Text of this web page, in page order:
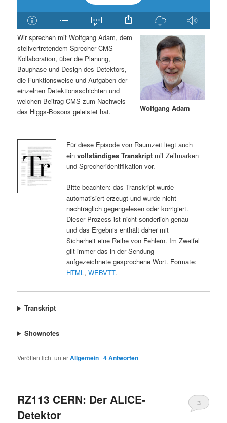
Wolfgang Adam
Wir sprechen mit Wolfgang Adam, dem
stellvertretendem Sprecher CMS-
Kollaboration, über die Planung,
Bauphase und Design des Detektors,
die Funktionsweise und Aufgaben der
einzelnen Detektionsschichten und
welchen Beitrag CMS zum Nachweis
des Higgs-Bosons geleistet hat.
Für diese Episode von Raumzeit liegt auch
ein vollständiges Transkriptmit Zeitmarken
und Sprecheridentifikation vor.
Bitte beachten: das Transkript wurde
automatisiert erzeugt und wurde nicht
nachträglich gegengelesen oder korrigiert.
Dieser Prozess ist nicht sonderlich genau
und das Ergebnis enthält daher mit
Sicherheit eine Reihe von Fehlern. Im Zweifel
gilt immer das in der Sendung
aufgezeichnete gesprochene Wort. Formate:
HTML , WEBVTT.
Transkript
Shownotes
Veröffentlicht unterAllgemein |4Antworten
RZ113 CERN: Der ALICE-
Detektor
3